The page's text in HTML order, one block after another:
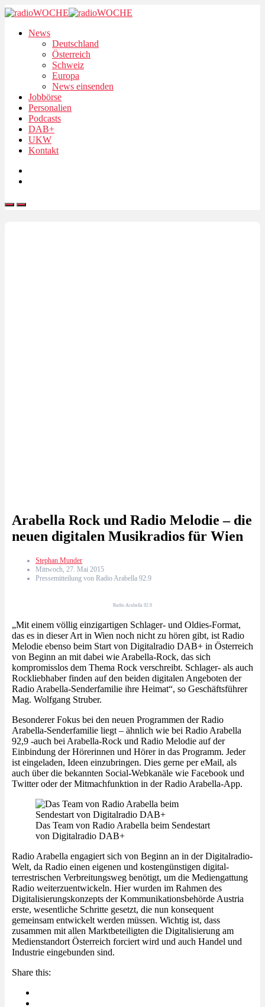
News
Deutschland
Österreich
Schweiz
Europa
News einsenden
Jobbörse
Personalien
Podcasts
DAB+
UKW
Kontakt
Arabella Rock und Radio Melodie – die
neuen digitalen Musikradios für Wien
Stephan Munder
Mittwoch, 27. Mai 2015
Pressemitteilung von Radio Arabella 92.9
Radio Arabella 92.9
„Mit einem völlig einzigartigen Schlager- und Oldies-Format,
das es in dieser Art in Wien noch nicht zu hören gibt, ist Radio
Melodie ebenso beim Start von Digitalradio DAB+ in Österreich
von Beginn an mit dabei wie Arabella-Rock, das sich
kompromisslos dem Thema Rock verschreibt. Schlager- als auch
Rockliebhaber finden auf den beiden digitalen Angeboten der
Radio Arabella-Senderfamilie ihre Heimat“, so Geschäftsführer
Mag. Wolfgang Struber.
Besonderer Fokus bei den neuen Programmen der Radio
Arabella-Senderfamilie liegt – ähnlich wie bei Radio Arabella
92,9 -auch bei Arabella-Rock und Radio Melodie auf der
Einbindung der Hörerinnen und Hörer in das Programm. Jeder
ist eingeladen, Ideen einzubringen. Dies gerne per eMail, als
auch über die bekannten Social-Webkanäle wie Facebook und
Twitter oder der Mitmachfunktion in der Radio Arabella-App.
Das Team von Radio Arabella beim Sendestart
von Digitalradio DAB+
Radio Arabella engagiert sich von Beginn an in der Digitalradio-
Welt, da Radio einen eigenen und kostengünstigen digital-
terrestrischen Verbreitungsweg benötigt, um die Mediengattung
Radio weiterzuentwickeln. Hier wurden im Rahmen des
Digitalisierungskonzepts der Kommunikationsbehörde Austria
erste, wesentliche Schritte gesetzt, die nun konsequent
gemeinsam entwickelt werden müssen. Wichtig ist, dass
zusammen mit allen Marktbeteiligten die Digitalisierung am
Medienstandort Österreich forciert wird und auch Handel und
Industrie eingebunden sind.
Share this: